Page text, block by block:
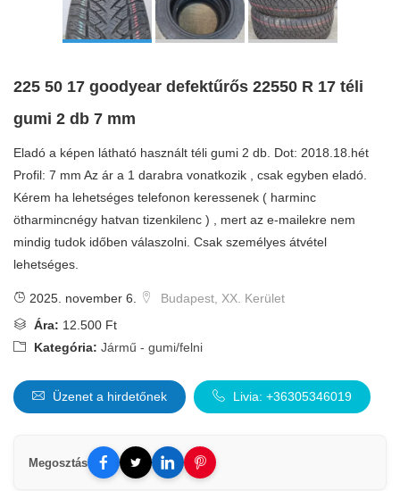
225 50 17 goodyear defektűrős 22550 R 17 téli
gumi 2 db 7 mm
Eladó a képen látható használt téli gumi 2 db. Dot: 2018.18.hét
Profil: 7 mm Az ár a 1 darabra vonatkozik , csak egyben eladó.
Kérem ha lehetséges telefonon keressenek ( harminc
ötharmincnégy hatvan tizenkilenc ) , mert az e-mailekre nem
mindig tudok időben válaszolni. Csak személyes átvétel
lehetséges.
2025. november 6.
Budapest, XX. Kerület
Ára: 12.500 Ft
Kategória: Jármű - gumi/felni
Üzenet a hirdetőnek Livia: +36305346019
Megosztás